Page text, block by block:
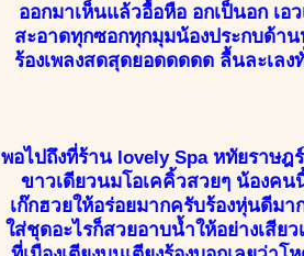
ออกมาเห็นแล้วอื้อหือ อกเป็นอก เ
สะอาดทุกซอกทุกมุมน้องประกบด้า
ร้องเพลงสดสุดยอดดดดด ลื้นละเล
พอไปถึงที่ร้าน lovely Spa หทัยราษฎ
ขาวเดียวนมโอเคคิ้วสวยๆ น้องคน
เก๊กฮวยให้อร่อยมากครับร้องหุ่นดีม
ใส่ชุดอะไรก็สวยอาบน้ำให้อย่างเสีย